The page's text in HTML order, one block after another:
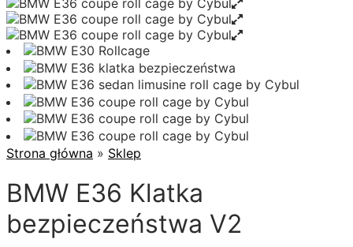
Strona główna » Sklep
BMW E36 Klatka
bezpieczeństwa V2